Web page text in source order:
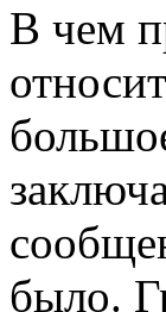
В чем
было.